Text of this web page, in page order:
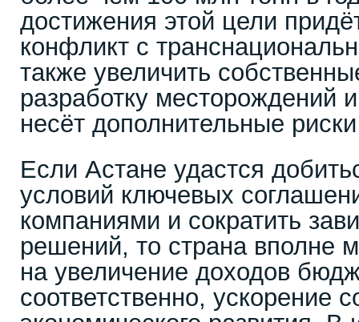
достижения этой цели
конфликт с
также увеличить
разработку месторождений
несёт дополнительные
Если Астане удастся
условий ключевых
компаниями и сократить
решений, то страна вполне
на увеличение доходов
соответственно, ускорение